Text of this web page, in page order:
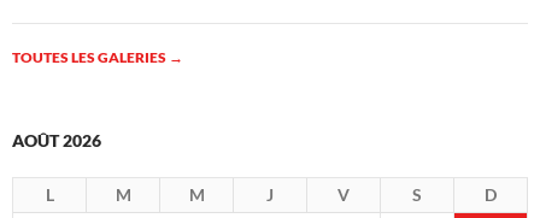
TOUTES LES GALERIES →
AOÛT 2026
L M M J V S
D